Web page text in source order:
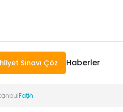
Sınavı Çöz Haberler
Fatih